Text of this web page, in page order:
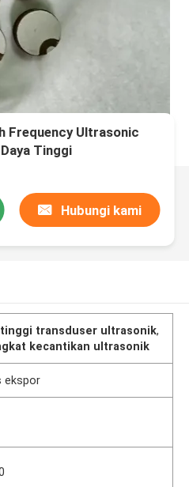
Frequency Ultrasonic
Tinggi
Hubungi kami
transduser ultrasonik,
kecantikan ultrasonik
ekspor